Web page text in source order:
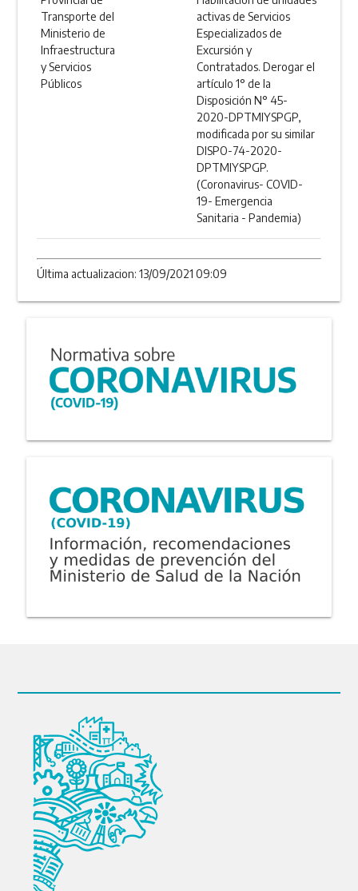
Transporte del
Ministerio de
Infraestructura
y Servicios
Públicos
activas de Servicios
Especializados de
Excursión y
Contratados. Derogar el
artículo 1° de la
Disposición N° 45-
2020-DPTMIYSPGP,
modificada por su similar
DISPO-74-2020-
DPTMIYSPGP.
(Coronavirus- COVID-
19- Emergencia
Sanitaria - Pandemia)
Última actualizacion: 13/09/2021 09:09